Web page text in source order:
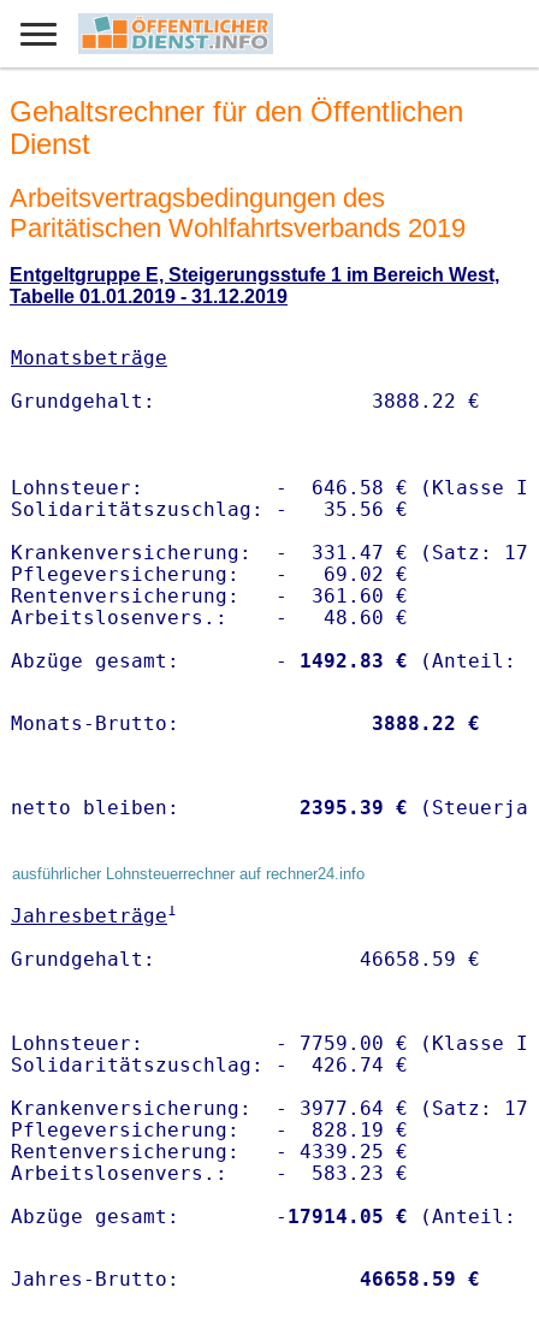
Gehaltsrechner für den Öffentlichen
Dienst
Arbeitsvertragsbedingungen des
Paritätischen Wohlfahrtsverbands 2019
Entgeltgruppe E, Steigerungsstufe 1 im Bereich West,
Tabelle 01.01.2019 - 31.12.2019
Monatsbeträge
Lohnsteuer:           -  646.58 € (Klasse I)
Solidaritätszuschlag: -   35.56 €
Krankenversicherung:  -  331.47 € (Satz:
Pflegeversicherung:   -   69.02 €
Rentenversicherung:   -  361.60 €
Arbeitslosenvers.:    -   48.60 €
Abzüge gesamt:        -
1492.83 €
Monats-Brutto: 3888.22 €
netto bleiben: 2395.39 €
ausführlicher Lohnsteuerrechner auf rechner24.info
Jahresbeträge1
Lohnsteuer:           - 7759.00 € (Klasse I)
Solidaritätszuschlag: -  426.74 €
Krankenversicherung:  - 3977.64 € (Satz:
Pflegeversicherung:   -  828.19 €
Rentenversicherung:   - 4339.25 €
Arbeitslosenvers.:    -  583.23 €
Abzüge gesamt:        - 17914.05 €
Jahres-Brutto: 46658.59 €